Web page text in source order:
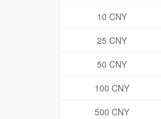
10 CNY
25 CNY
50 CNY
100 CNY
500 CNY